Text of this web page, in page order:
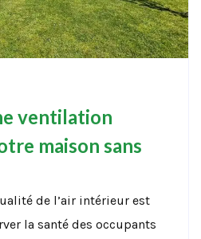
ventilation
maison sans
de l’air intérieur est
la santé des occupants